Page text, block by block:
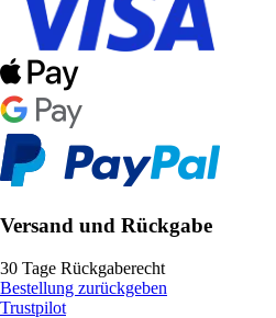
Versand und Rückgabe
30 Tage Rückgaberecht
Bestellung zurückgeben
Trustpilot